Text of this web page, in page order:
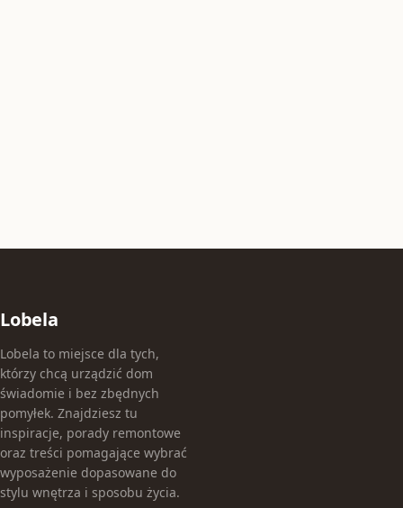
Lobela
Lobela to miejsce dla tych,
którzy chcą urządzić dom
świadomie i bez zbędnych
pomyłek. Znajdziesz tu
inspiracje, porady remontowe
oraz treści pomagające wybrać
wyposażenie dopasowane do
stylu wnętrza i sposobu życia.